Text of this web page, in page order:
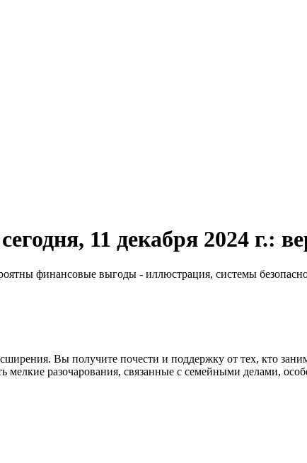
11 декабря 2024 г.:
Вы получите почести и поддержку от тех, кто
мелкие разочарования, связанные с семейными делами,